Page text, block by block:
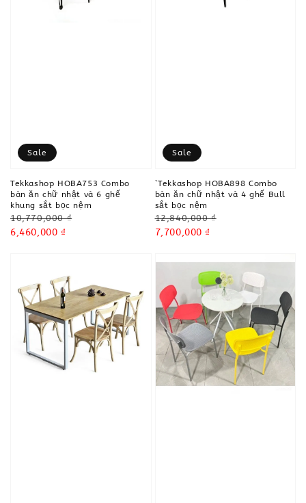
Sale
Tekkashop HOBA753 Combo
bàn ăn chữ nhật và 6 ghế
khung sắt bọc nệm
Regular
price
10,770,000 ₫
Sale
6,460,000 ₫
Sale
`Tekkashop HOBA898 Combo
bàn ăn chữ nhật và 4 ghế Bull
sắt bọc nệm
Regular
price
12,840,000 ₫
Sale
7,700,000 ₫